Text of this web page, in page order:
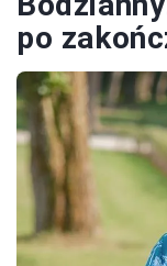
po